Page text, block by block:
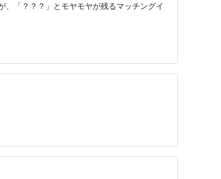
「？？？」とモヤモヤが残るマッチングイ